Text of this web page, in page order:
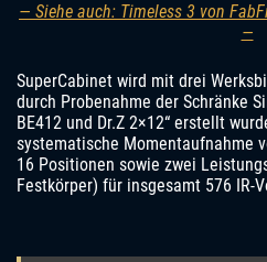
— Siehe auch: Timeless 3 von
—
SuperCabinet wird mit drei
durch Probenahme der Schränke
BE412 und Dr.Z 2×12“ erstellt
systematische Momentaufnahme
16 Positionen sowie zwei
Festkörper) für insgesamt 576 IR-